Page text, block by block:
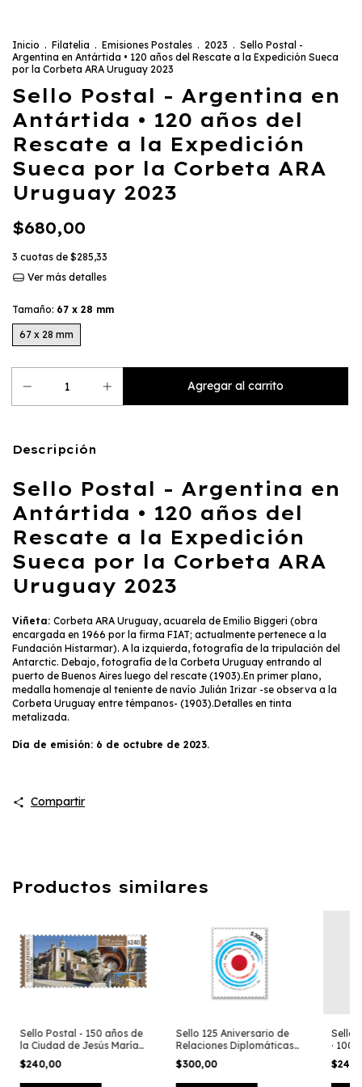
Inicio . Filatelia . Emisiones Postales . 2023 . Sello Postal -
Argentina en Antártida • 120 años del Rescate a la Expedición Sueca
por la Corbeta ARA Uruguay 2023
Sello Postal - Argentina en
Antártida • 120 años del
Rescate a la Expedición
Sueca por la Corbeta ARA
Uruguay 2023
$680,00
3 cuotas de $285,33
Ver más detalles
Tamaño: 67 x 28 mm
67 x 28 mm
Descripción
Sello Postal - Argentina en
Antártida • 120 años del
Rescate a la Expedición
Sueca por la Corbeta ARA
Uruguay 2023
Viñeta: Corbeta ARA Uruguay, acuarela de Emilio Biggeri (obra
encargada en 1966 por la firma FIAT; actualmente pertenece a la
Fundación Histarmar). A la izquierda, fotografía de la tripulación del
Antarctic. Debajo, fotografía de la Corbeta Uruguay entrando al
puerto de Buenos Aires luego del rescate (1903).En primer plano,
medalla homenaje al teniente de navío Julián Irizar -se observa a la
Corbeta Uruguay entre témpanos- (1903).Detalles en tinta
metalizada.
Día de emisión: 6 de octubre de 2023.
Compartir
Productos similares
Sello Postal - 150 años de
la Ciudad de Jesús María
2023
$240,00
Sello 125 Aniversario de
Relaciones Diplomáticas
entre Argentina y Japón
2023
$300,00
Sello
· 100